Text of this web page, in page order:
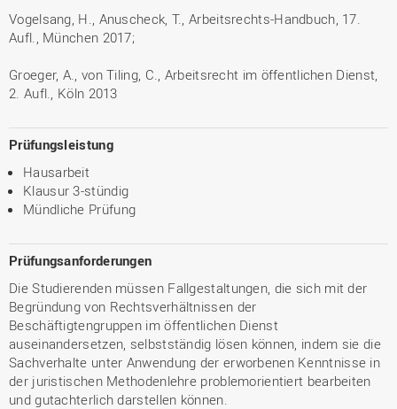
Vogelsang, H., Anuscheck, T., Arbeitsrechts-Handbuch, 17.
Aufl., München 2017;
Groeger, A., von Tiling, C., Arbeitsrecht im öffentlichen Dienst,
2. Aufl., Köln 2013
Prüfungsleistung
Hausarbeit
Klausur 3-stündig
Mündliche Prüfung
Prüfungsanforderungen
Die Studierenden müssen Fallgestaltungen, die sich mit der
Begründung von Rechtsverhältnissen der
Beschäftigtengruppen im öffentlichen Dienst
auseinandersetzen, selbstständig lösen können, indem sie die
Sachverhalte unter Anwendung der erworbenen Kenntnisse in
der juristischen Methodenlehre problemorientiert bearbeiten
und gutachterlich darstellen können.